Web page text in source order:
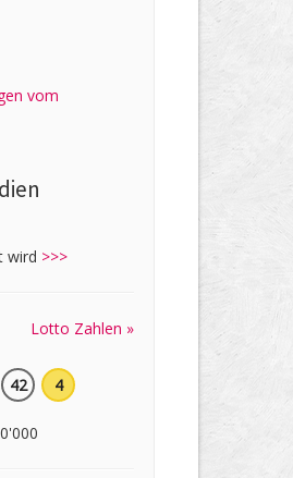
vom
wird >>>
Lotto Zahlen »
42 4